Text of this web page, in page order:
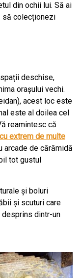
din ochii lui. Să ai
să colecționezi
deschise,
orașului vechi.
acest loc este
este al doilea cel
reamintesc că
extrem de multe
arcade de cărămidă
tot gustul
și boluri
și scuturi care
desprins dintr-un